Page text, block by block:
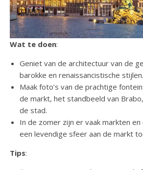
Wat te doen:
Geniet van de architectuur van de
barokke en renaissancistische stijlen.
Maak foto’s van de prachtige
de markt, het standbeeld van
de stad.
In de zomer zijn er vaak markten
een levendige sfeer aan de markt
Tips: